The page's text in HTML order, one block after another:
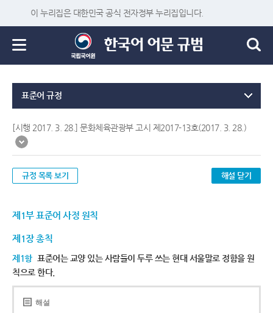
이 누리집은 대한민국 공식 전자정부 누리집입니다.
표준어 규정
[시행 2017. 3. 28.] 문화체육관광부 고시 제2017-13호(2017. 3. 28.)
규정 목록 보기 해설 닫기
제1부 표준어 사정 원칙
제1장 총칙
제1항 표준어는 교양 있는 사람들이 두루 쓰는 현대 서울말로 정함을 원
칙으로 한다.
해설